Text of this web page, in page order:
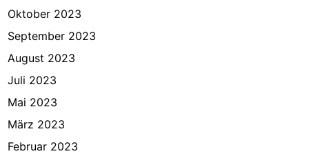
Oktober 2023
September 2023
August 2023
Juli 2023
Mai 2023
März 2023
Februar 2023